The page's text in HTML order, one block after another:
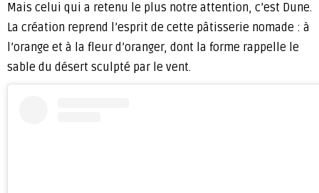
Mais celui qui a retenu le plus notre attention, c’est Dune.
La création reprend l’esprit de cette pâtisserie nomade : à
l’orange et à la fleur d’oranger, dont la forme rappelle le
sable du désert sculpté par le vent.